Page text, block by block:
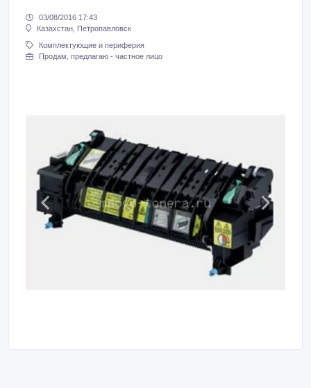
03/08/2016 17:43
Казахстан, Петропавловск
Комплектующие и периферия
Продам, предлагаю - частное лицо